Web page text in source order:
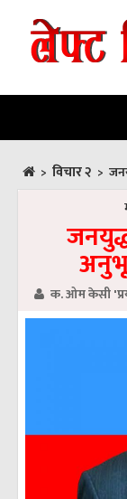
> विचार २ >
क. ओम केसी